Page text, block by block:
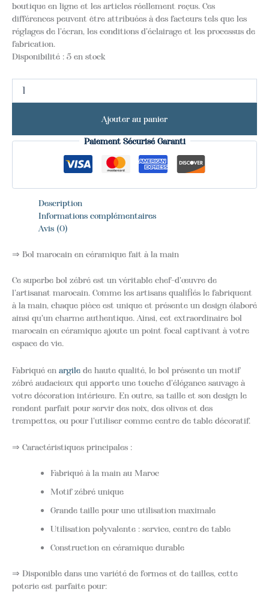
boutique en ligne et les articles réellement reçus. Ces
différences peuvent être attribuées à des facteurs tels que les
réglages de l'écran, les conditions d'éclairage et les processus de
fabrication.
Disponibilité : 5 en stock
Ajouter au panier
Paiement Sécurisé Garanti
Description
Informations complémentaires
Avis (0)
⇒ Bol marocain en céramique fait à la main
Ce superbe bol zébré est un véritable chef-d'œuvre de
l'artisanat marocain. Comme les artisans qualifiés le fabriquent
à la main, chaque pièce est unique et présente un design élaboré
ainsi qu'un charme authentique. Ainsi, cet extraordinaire bol
marocain en céramique ajoute un point focal captivant à votre
espace de vie.
Fabriqué en argile de haute qualité, le bol présente un motif
zébré audacieux qui apporte une touche d'élégance sauvage à
votre décoration intérieure. En outre, sa taille et son design le
rendent parfait pour servir des noix, des olives et des
trempettes, ou pour l'utiliser comme centre de table décoratif.
⇒ Caractéristiques principales :
Fabriqué à la main au Maroc
Motif zébré unique
Grande taille pour une utilisation maximale
Utilisation polyvalente : service, centre de table
Construction en céramique durable
⇒ Disponible dans une variété de formes et de tailles, cette
poterie est parfaite pour: